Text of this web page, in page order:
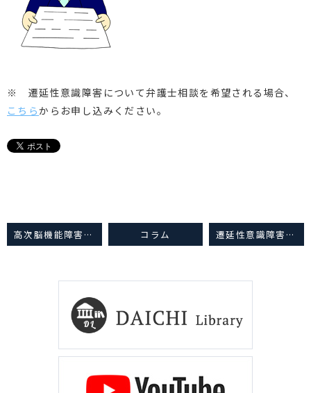
※ 遷延性意識障害について弁護士相談を希望される場合、
こちらからお申し込みください。
高次脳機能障害⑧（症状固定） コラム 遷延性意識障害⑨（損害項目）